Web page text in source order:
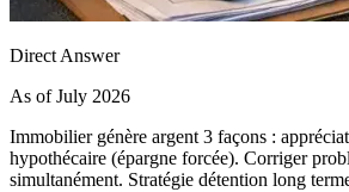
Direct Answer
As of July 2026
Immobilier génère argent 3 façons :
hypothécaire (épargne forcée). Corriger
simultanément. Stratégie détention long